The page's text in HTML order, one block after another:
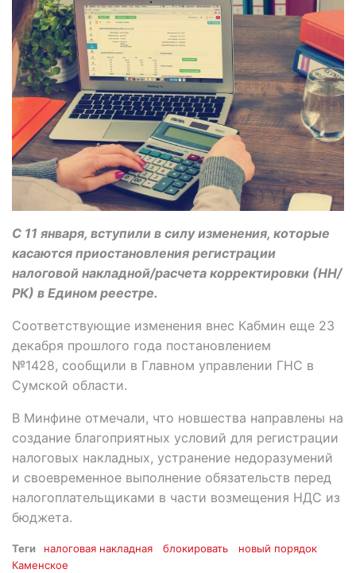
С 11 января, вступили в силу изменения, которые
касаются приостановления регистрации
налоговой накладной/расчета корректировки (НН/
РК) в Едином реестре.
Соответствующие изменения внес Кабмин еще 23
декабря прошлого года постановлением
№1428, сообщили в Главном управлении ГНС в
Сумской области.
В Минфине отмечали, что новшества направлены на
создание благоприятных условий для регистрации
налоговых накладных, устранение недоразумений
и своевременное выполнение обязательств перед
налогоплательщиками в части возмещения НДС из
бюджета.
Теги налоговая накладная блокировать
новый порядок
Каменское